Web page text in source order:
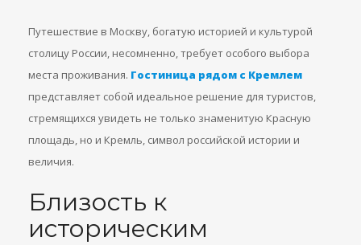
Путешествие в Москву, богатую историей и культурой
столицу России, несомненно, требует особого выбора
места проживания. Гостиница рядом с Кремлем
представляет собой идеальное решение для туристов,
стремящихся увидеть не только знаменитую Красную
площадь, но и Кремль, символ российской истории и
величия.
Близость к
историческим